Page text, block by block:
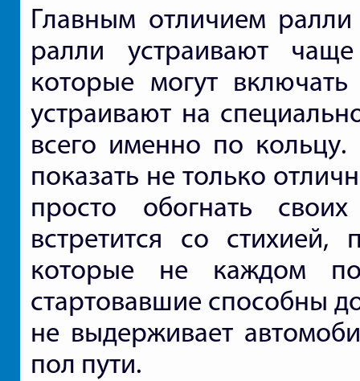
Главным отличием
ралли устраивают
которые могут
устраивают на
всего именно по
показать не только
просто обогнать
встретится со стихией,
которые не каждом
стартовавшие способны
не выдерживает
пол пути.